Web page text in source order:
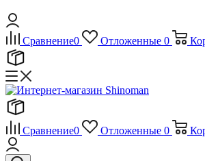
Сравнение0 Отложенные 0
Сравнение0 Отложенные 0